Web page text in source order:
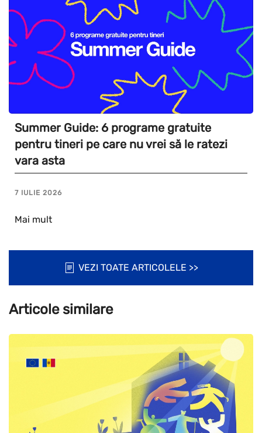
Summer Guide: 6 programe gratuite
pentru tineri pe care nu vrei să le ratezi
vara asta
7 IULIE 2026
Mai mult
VEZI TOATE ARTICOLELE >>
Articole similare